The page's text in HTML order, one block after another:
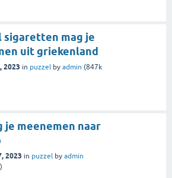
sigaretten mag je
uit griekenland
2023 in puzzel by admin (847k
je meenemen naar
2023 in puzzel by admin